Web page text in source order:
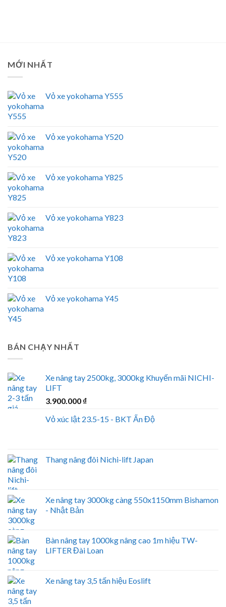
MỚI NHẤT
Vỏ xe yokohama Y555
Vỏ xe yokohama Y520
Vỏ xe yokohama Y825
Vỏ xe yokohama Y823
Vỏ xe yokohama Y108
Vỏ xe yokohama Y45
BÁN CHẠY NHẤT
Xe nâng tay 2500kg, 3000kg Khuyến mãi NICHI-
LIFT
3.900.000 ₫
Vỏ xúc lật 23.5-15 - BKT Ấn Độ
Thang nâng đôi Nichi-lift Japan
Xe nâng tay 3000kg càng 550x1150mm Bishamon
- Nhật Bản
Bàn nâng tay 1000kg nâng cao 1m hiệu TW-
LIFTER Đài Loan
Xe nâng tay 3,5 tấn hiệu Eoslift